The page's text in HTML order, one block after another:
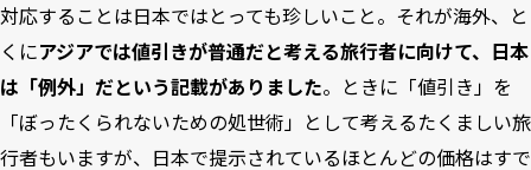
対応することは日本ではとっても珍しいこと。それが海外、と
くにアジアでは値引きが普通だと考える旅行者に向けて、日本
は「例外」だという記載がありました。ときに「値引き」を
「ぼったくられないための処世術」として考えるたくましい旅
行者もいますが、日本で提示されているほとんどの価格はすで